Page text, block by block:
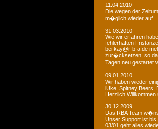
11.04.2010
Die wegen der
m�glich wieder auf.
31.03.2010
Wie wir erfahren
fehlerhaften
bei kay@r-b-a.de
zur�cksetzen, so
Tagen neu gestartet
09.01.2010
Wir haben wieder
lUke, Spitney Beers,
Herzlich Willkommen
30.12.2009
Das RBA Team
Unser Support ist bis
03/01 geht alles